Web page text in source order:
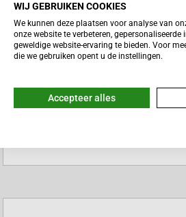
Battery→ Delta 2 Delta Max
Max 2000 Delta Max Extra
Delta Max Extra Battery→ Wave
Fuel) Delta Max 1600 → Wave 2
Generator (Dual Fuel)* Delta
Pro→ Smart Generator (Dual
WIJ GEBRUIKEN COOKIES
We kunnen deze plaatsen voor analyse van
onze website te verbeteren,
geweldige website-ervaring te bieden. Voor
die we gebruiken opent u de instellingen.
Accepteer alles